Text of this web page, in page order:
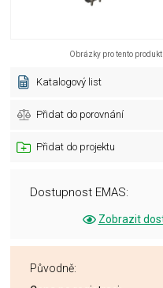
Obrázky pro tento
Katalogový list
Přidat do porovnání
Přidat do projektu
Dostupnost EMAS:
Zobrazit
Původně: